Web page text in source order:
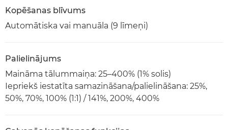
Kopēšanas blīvums
Automātiska vai manuāla (9 līmeņi)
Palielinājums
Maināma tālummaiņa: 25–400% (1% solis)
Iepriekš iestatīta samazināšana/palielināšana: 25%,
50%, 70%, 100% (1:1) / 141%, 200%, 400%